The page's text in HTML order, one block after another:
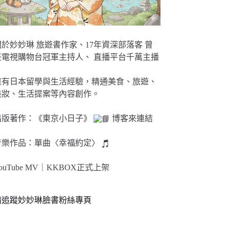
妙妙琳 旅遊書作家、17年資深部落客 曾
電視購物台冠軍主持人、 直播平台千萬主播
日本留學與生活經驗，精通美食、旅遊、
、生活提案等內容創作。
著作：《東京小日子》 博客來連結
作品：單曲〈幸福約定〉
MV｜KKBOX正式上架
追蹤妙妙琳臉書粉絲專頁